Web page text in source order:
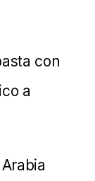
con
a